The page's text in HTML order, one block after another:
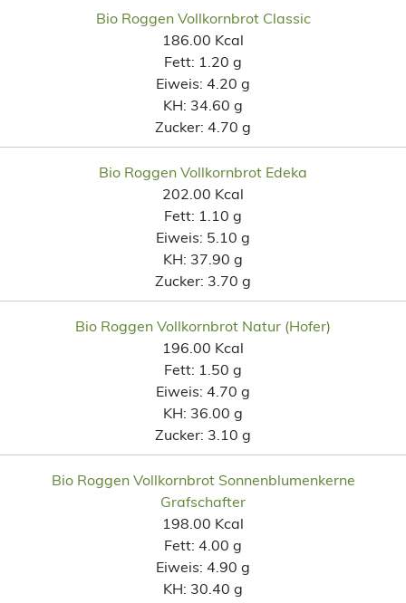
Bio Roggen Vollkornbrot Classic
186.00 Kcal
Fett: 1.20 g
Eiweis: 4.20 g
KH: 34.60 g
Zucker: 4.70 g
Bio Roggen Vollkornbrot Edeka
202.00 Kcal
Fett: 1.10 g
Eiweis: 5.10 g
KH: 37.90 g
Zucker: 3.70 g
Bio Roggen Vollkornbrot Natur (Hofer)
196.00 Kcal
Fett: 1.50 g
Eiweis: 4.70 g
KH: 36.00 g
Zucker: 3.10 g
Bio Roggen Vollkornbrot Sonnenblumenkerne
Grafschafter
198.00 Kcal
Fett: 4.00 g
Eiweis: 4.90 g
KH: 30.40 g